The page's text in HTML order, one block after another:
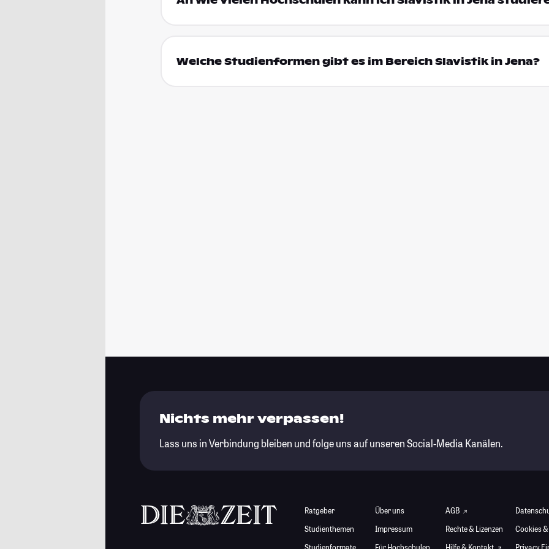
Welche Studienformen gibt es im Bereich Slavistik in Jena?
Nichts mehr verpassen!
Lass uns in Verbindung bleiben und folge uns auf unseren Social-Media Kanälen.
Ratgeber
Studienthemen
Studienformate
Über uns
Impressum
Für Hochschulen
AGB
Rechte & Lizenzen
Hilfe & Kontakt
Cookies
Privacy